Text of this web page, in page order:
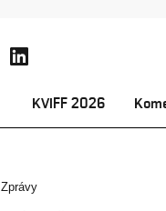
KVIFF 2026
Zprávy